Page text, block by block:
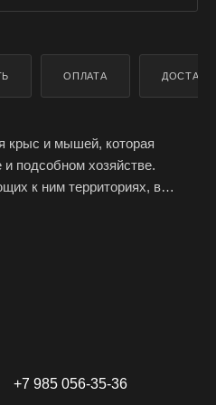
ОПЛАТА ДОСТАВКА
крыс и мышей, которая
подсобном хозяйстве.
к ним территориях, в
от грызунов в
мощная.
+7 985 056-35-36